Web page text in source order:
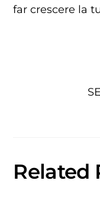
far crescere la
Related